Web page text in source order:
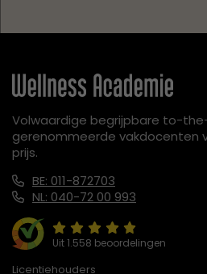
Volwaardige begrijpbare to-
gerenommeerde vakdocenten
prijs.
BE: 011-872703
NL: 040-72 00 993
Uit 1.558 beoordelingen
Licentiehouders